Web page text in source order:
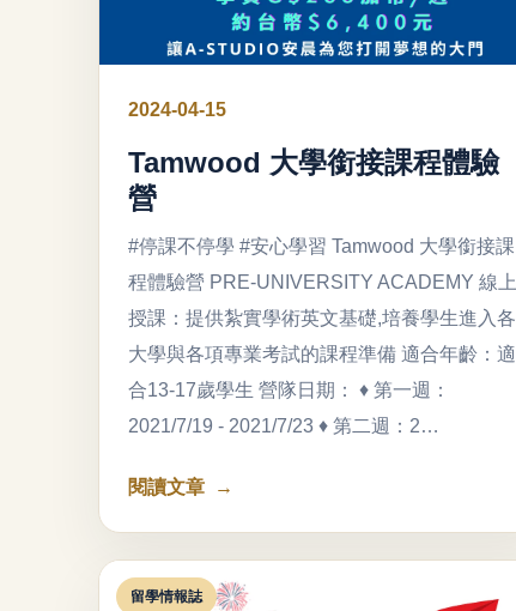
2024-04-15
Tamwood 大學銜接課程體驗
營
#停課不停學 #安心學習 Tamwood 大學銜接課
程體驗營 PRE-UNIVERSITY ACADEMY 線上
授課：提供紮實學術英文基礎,培養學生進入各
大學與各項專業考試的課程準備 適合年齡：適
合13-17歲學生 營隊日期： ♦ 第一週：
2021/7/19 - 2021/7/23 ♦ 第二週：2…
閱讀文章
留學情報誌